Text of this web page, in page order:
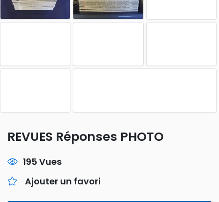
REVUES Réponses PHOTO
195 Vues
Ajouter un favori